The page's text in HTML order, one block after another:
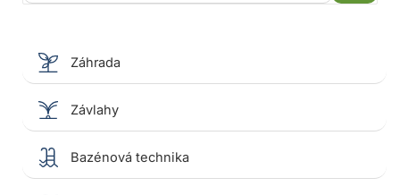
Záhrada
Závlahy
Bazénová technika